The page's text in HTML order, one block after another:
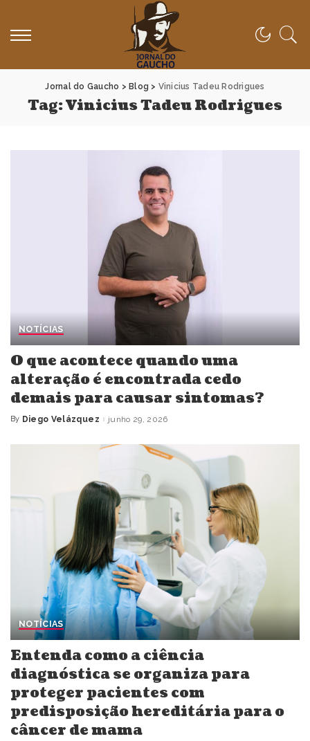
Jornal do Gaucho > Blog > Vinicius Tadeu Rodrigues
Tag:Vinicius Tadeu Rodrigues
NOTÍCIAS
O que acontece quando uma
alteração é encontrada cedo
demais para causar sintomas?
Posted
By Diego Velázquez junho 29, 2026
NOTÍCIAS
Entenda como a ciência
diagnóstica se organiza para
proteger pacientes com
predisposição hereditária para o
câncer de mama